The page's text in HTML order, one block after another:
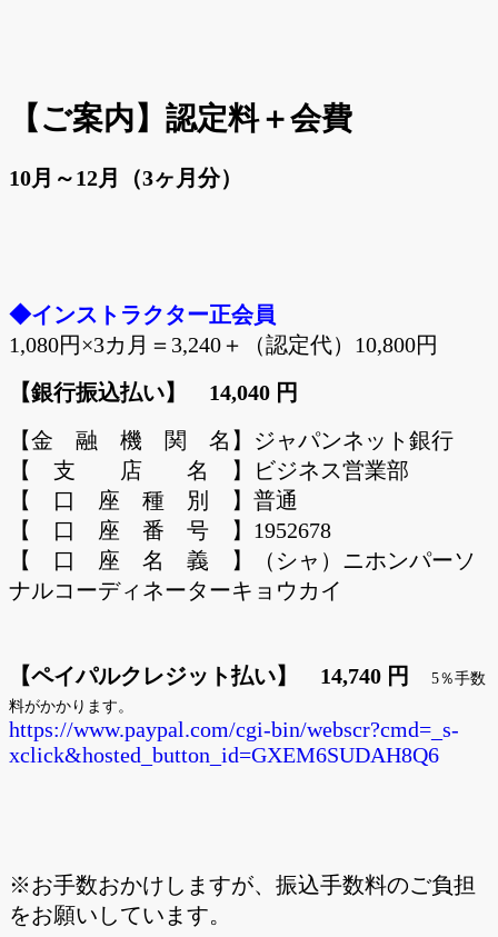
【ご案内】認定料＋会費
10月～12月（3ヶ月分）
◆インストラクター正会員
1,080円×3カ月＝3,240＋（認定代）10,800円
【銀行振込払い】 14,040 円
【金 融 機 関 名】ジャパンネット銀行
【 支 店 名 】ビジネス営業部
【 口 座 種 別 】普通
【 口 座 番 号 】1952678
【 口 座 名 義 】（シャ）ニホンパーソ
ナルコーディネーターキョウカイ
【ペイパルクレジット払い】 14,740 円
5％手数
料がかかります。
https://www.paypal.com/cgi-bin/webscr?cmd=_s-
xclick&hosted_button_id=GXEM6SUDAH8Q6
※お手数おかけしますが、振込手数料のご負担
をお願いしています。